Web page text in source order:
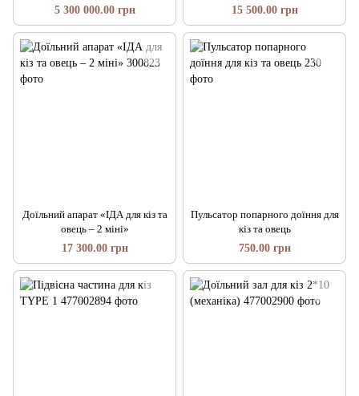
5 300 000.00 грн
15 500.00 грн
Доїльний апарат «ІДА для кіз та
овець – 2 міні»
17 300.00 грн
Пульсатор попарного доїння для
кіз та овець
750.00 грн